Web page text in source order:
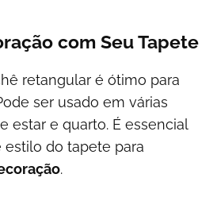
com Seu Tapete
retangular é ótimo para
ser usado em várias
estar e quarto. É essencial
estilo do tapete para
.